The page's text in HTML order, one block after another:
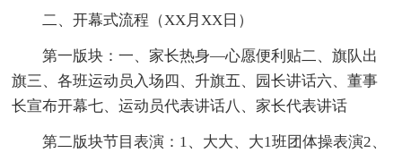
二、开幕式流程（XX月XX日）
第一版块：一、家长热身—心愿便利贴二、旗队出
旗三、各班运动员入场四、升旗五、园长讲话六、董事
长宣布开幕七、运动员代表讲话八、家长代表讲话
第二版块节目表演：1、大大、大1班团体操表演2、